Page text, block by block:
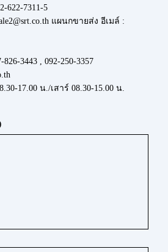
622-7311-5
แผนกขายส่ง อีเมล์ :
3443 , 092-250-3357
17.00 น./เสาร์ 08.30-15.00 น.